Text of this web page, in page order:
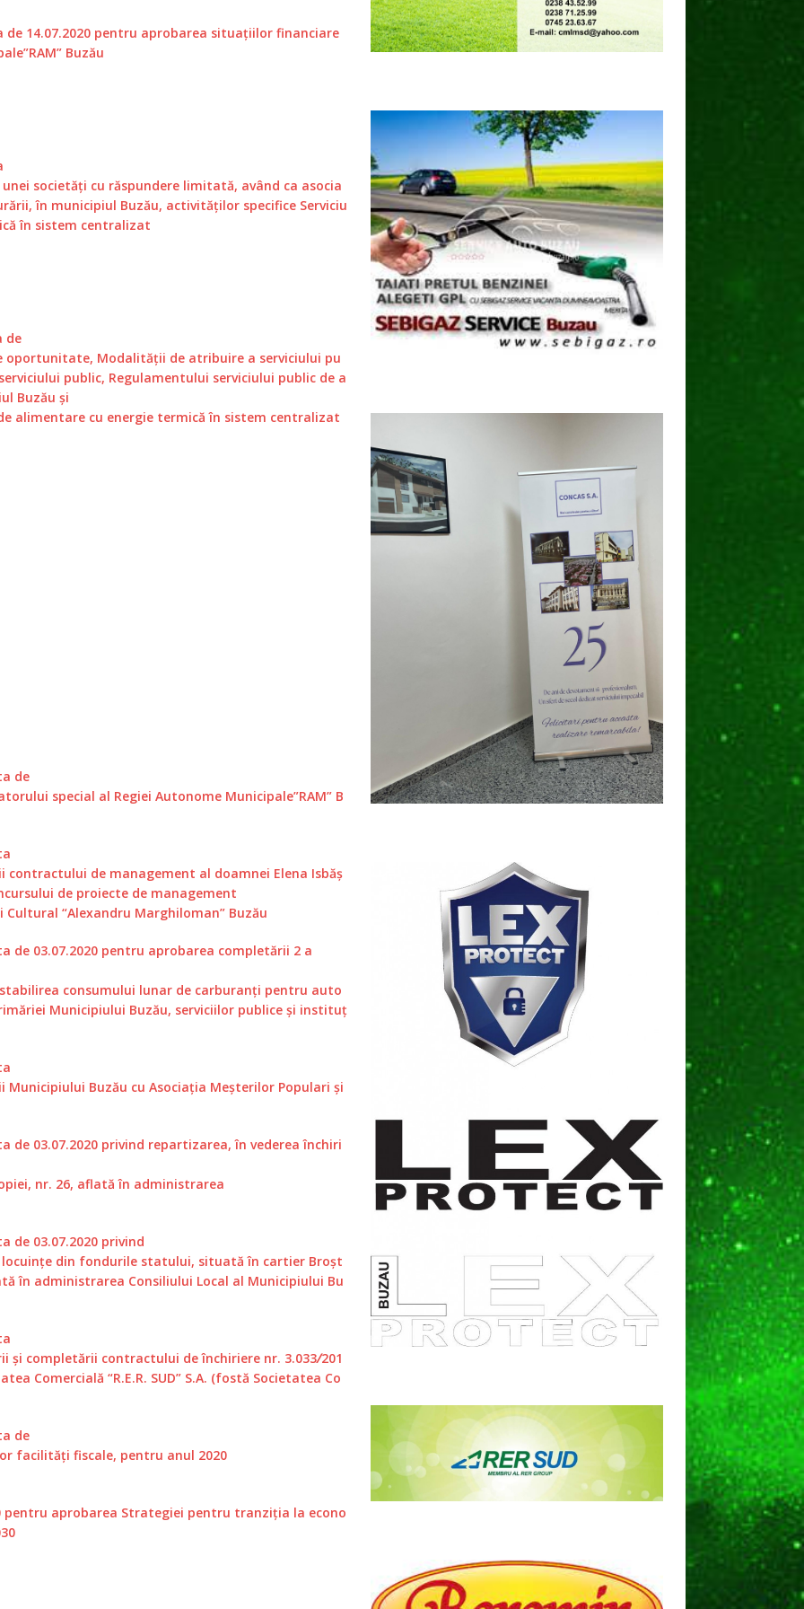
de 14.07.2020 pentru aprobarea situaţiilor financiare
Buzău
societăți cu răspundere limitată, având ca asocia
în municipiul Buzău, activităţilor specifice Serviciu
în sistem centralizat
de
oportunitate, Modalității de atribuire a serviciului pu
public, Regulamentului serviciului public de a
Buzău şi
alimentare cu energie termică în sistem centralizat
de
special al Regiei Autonome Municipale”RAM” B
contractului de management al doamnei Elena Isbăş
de proiecte de management
“Alexandru Marghiloman” Buzău
de 03.07.2020 pentru aprobarea completării 2 a
consumului lunar de carburanţi pentru auto
Municipiului Buzău, serviciilor publice şi instituţ
Municipiului Buzău cu Asociația Meşterilor Populari și
de 03.07.2020 privind repartizarea, în vederea închiri
nr. 26, aflată în administrarea
de 03.07.2020 privind
din fondurile statului, situată în cartier Broşt
în administrarea Consiliului Local al Municipiului Bu
și completării contractului de închiriere nr. 3.033/201
Comercială “R.E.R. SUD” S.A. (fostă Societatea Co
de
facilități fiscale, pentru anul 2020
pentru aprobarea Strategiei pentru tranziţia la econo